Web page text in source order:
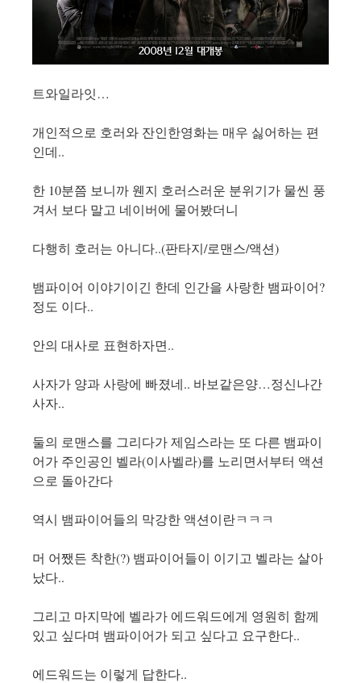
트와일라잇…
개인적으로 호러와 잔인한영화는 매우 싫어하는 편
인데..
한 10분쯤 보니까 웬지 호러스러운 분위기가 물씬 풍
겨서 보다 말고 네이버에 물어봤더니
다행히 호러는 아니다..(판타지/로맨스/액션)
뱀파이어 이야기이긴 한데 인간을 사랑한 뱀파이어?
정도 이다..
안의 대사로 표현하자면..
사자가 양과 사랑에 빠졌네.. 바보같은양…정신나간
사자..
둘의 로맨스를 그리다가 제임스라는 또 다른 뱀파이
어가 주인공인 벨라(이사벨라)를 노리면서부터 액션
으로 돌아간다
역시 뱀파이어들의 막강한 액션이란ㅋㅋㅋ
머 어쨌든 착한(?) 뱀파이어들이 이기고 벨라는 살아
났다..
그리고 마지막에 벨라가 에드워드에게 영원히 함께
있고 싶다며 뱀파이어가 되고 싶다고 요구한다..
에드워드는 이렇게 답한다..